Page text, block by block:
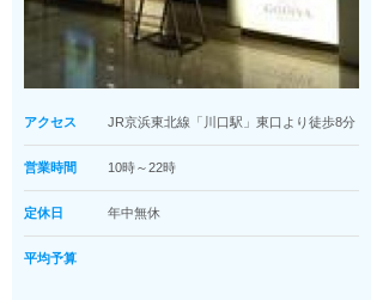
アクセス JR京浜東北線「川口駅」東口より徒歩8分
営業時間 10時～22時
定休日 年中無休
平均予算